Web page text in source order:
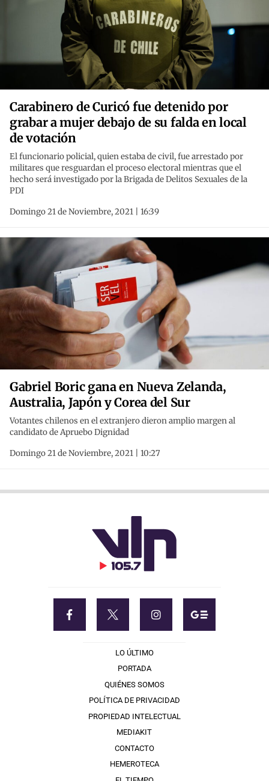
Carabinero de Curicó fue detenido por
grabar a mujer debajo de su falda en local
de votación
El funcionario policial, quien estaba de civil, fue arrestado por
militares que resguardan el proceso electoral mientras que el
hecho será investigado por la Brigada de Delitos Sexuales de la
PDI
Domingo 21 de Noviembre, 2021 | 16:39
Gabriel Boric gana en Nueva Zelanda,
Australia, Japón y Corea del Sur
Votantes chilenos en el extranjero dieron amplio margen al
candidato de Apruebo Dignidad
Domingo 21 de Noviembre, 2021 | 10:27
LO ÚLTIMO
PORTADA
QUIÉNES SOMOS
POLÍTICA DE PRIVACIDAD
PROPIEDAD INTELECTUAL
MEDIAKIT
CONTACTO
HEMEROTECA